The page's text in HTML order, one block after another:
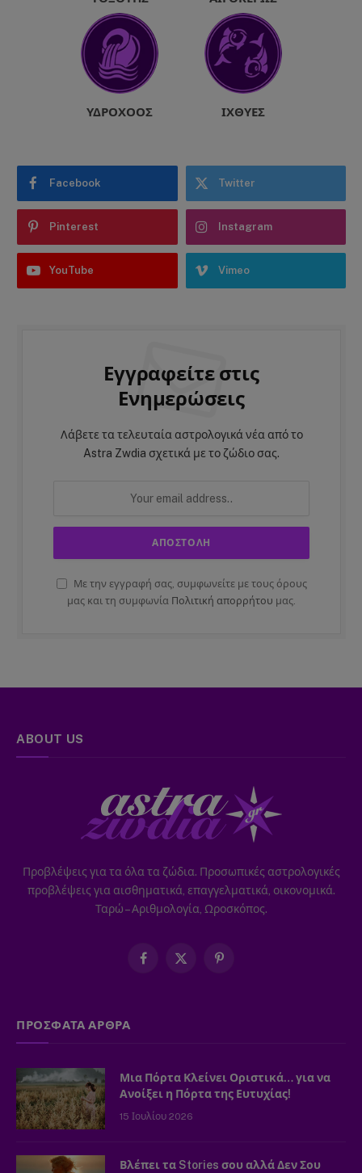
ΥΔΡΟΧΌΟΣ ΙΧΘΎΕΣ
Facebook Twitter
Pinterest Instagram
YouTube Vimeo
Εγγραφείτε στις
Ενημερώσεις
Λάβετε τα τελευταία αστρολογικά νέα από το
Astra Zwdia σχετικά με το ζώδιο σας.
Με την εγγραφή σας, συμφωνείτε με τους όρους
μας και τη συμφωνία Πολιτική απορρήτου μας.
ABOUT US
Προβλέψεις για τα όλα τα ζώδια. Προσωπικές αστρολογικές
προβλέψεις για αισθηματικά, επαγγελματικά, οικονομικά.
Ταρώ – Αριθμολογία, Ωροσκόπος.
Facebook
X
Pinterest
ΠΡΟΣΦΑΤΑ ΑΡΘΡΑ
Μια Πόρτα Κλείνει Οριστικά… για να
Ανοίξει η Πόρτα της Ευτυχίας!
15 Ιουλίου 2026
Βλέπει τα Stories σου αλλά Δεν Σου